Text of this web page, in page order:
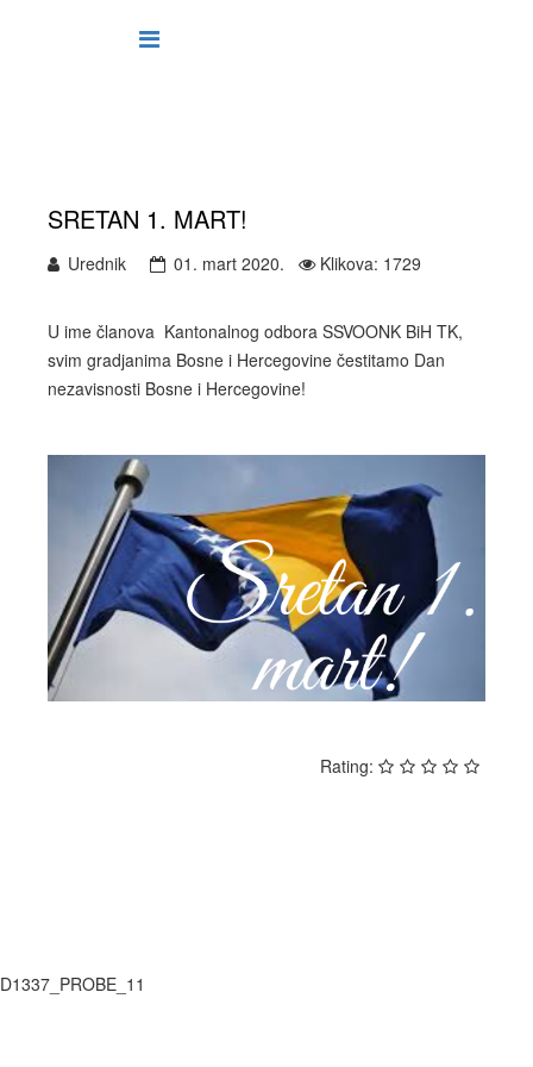
SRETAN 1. MART!
Urednik 01. mart 2020. Klikova: 1729
U ime članova Kantonalnog odbora SSVOONK BiH TK,
svim gradjanima Bosne i Hercegovine čestitamo Dan
nezavisnosti Bosne i Hercegovine!
Rating: